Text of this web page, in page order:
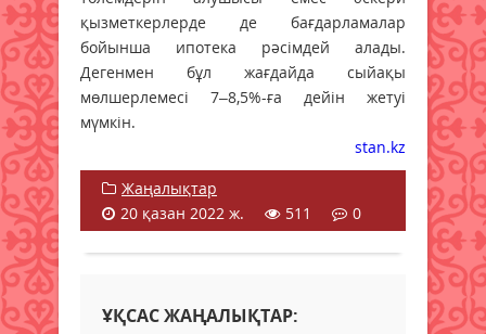
қызметкерлерде де бағдарламалар
бойынша ипотека рәсімдей алады.
Дегенмен бұл жағдайда сыйақы
мөлшерлемесі 7–8,5%-ға дейін жетуі
мүмкін.
stan.kz
Жаңалықтар
20 қазан 2022 ж.
511 0
ҰҚСАС ЖАҢАЛЫҚТАР: